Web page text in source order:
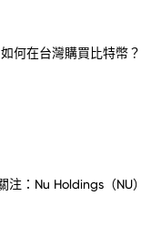
何在台灣購買比特幣？
：Nu Holdings（NU）